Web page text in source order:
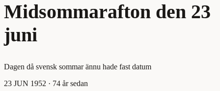
Midsommarafton den 23
juni
Dagen då svensk sommar ännu hade fast datum
23 JUN 1952 · 74 år sedan